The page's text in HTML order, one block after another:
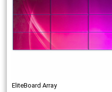
EliteBoard Array